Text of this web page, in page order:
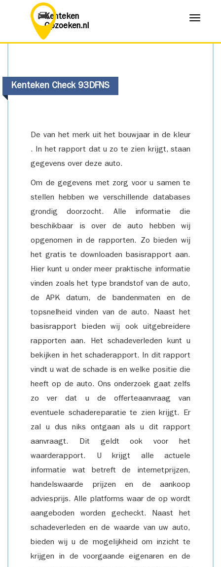
Kenteken
Opzoeken.nl
Menu
Kenteken Check 93DFNS
De van het merk uit het bouwjaar in de kleur
. In het rapport dat u zo te zien krijgt, staan
gegevens over deze auto.
Om de gegevens met zorg voor u samen te
stellen hebben we verschillende databases
grondig doorzocht. Alle informatie die
beschikbaar is over de auto hebben wij
opgenomen in de rapporten. Zo bieden wij
het gratis te downloaden basisrapport aan.
Hier kunt u onder meer praktische informatie
vinden zoals het type brandstof van de auto,
de APK datum, de bandenmaten en de
topsnelheid vinden van de auto. Naast het
basisrapport bieden wij ook uitgebreidere
rapporten aan. Het schadeverleden kunt u
bekijken in het schaderapport. In dit rapport
vindt u wat de schade is en welke positie die
heeft op de auto. Ons onderzoek gaat zelfs
zo ver dat u de offerteaanvraag van
eventuele schadereparatie te zien krijgt. Er
zal u dus niks ontgaan als u dit rapport
aanvraagt. Dit geldt ook voor het
waarderapport. U krijgt alle actuele
informatie wat betreft de internetprijzen,
handelswaarde prijzen en de aankoop
adviesprijs. Alle platforms waar de op wordt
aangeboden worden gecheckt. Naast het
schadeverleden en de waarde van uw auto,
bieden wij u de mogelijkheid om inzicht te
krijgen in de voorgaande eigenaren en de